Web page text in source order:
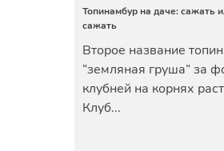
Топинамбур на даче: сажать
сажать
Второе название
“земляная груша” за
клубней на корнях
Клуб...